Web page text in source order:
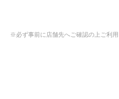
※必ず事前に店舗先へご確認の上ご利用